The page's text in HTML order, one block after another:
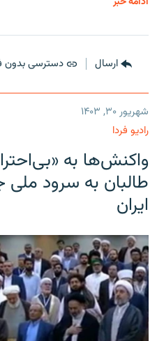
ارسال دسترسی بدون
شهریور ۳۰, ۱۴۰۳
رادیو فردا
واکنش‌ها به
طالبان به سرود
ایران